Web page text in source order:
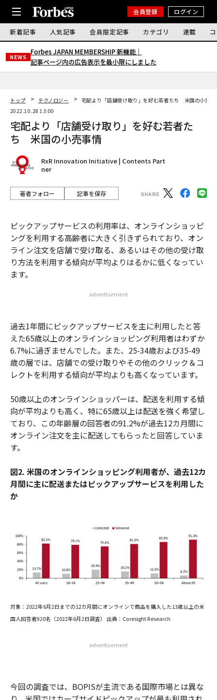
会員登録 ログイン
新着記事 人気記事 会員限定記事 カテゴリ 連載
NEWS
Forbes JAPAN MEMBERSHIP 新機能｜
記事ページ内の広告表示を最小限にしました
トップ テクノロジー
宅配より「店舗受け取り」を好む若者たち 米国の小売事
2022.10.28 13:00
宅配より「店舗受け取り」を好む若者た
ち 米国の小売事情
RxR Innovation Initiative | Contents Part
ner
著者フォロー 記事を保存
ピックアップサービスの利用率は、オンラインショッピ
ングを利用する高齢者に大きく引きずられており、オン
ライン注文を店舗で受け取る、あるいはその他の受け取
り方法を利用する傾向が平均よりはるかに低くなってい
ます。
advertisement
過去1年間にピックアップサービスを主に利用したと答
えた65歳以上のオンラインショッピング利用者はわずか
6.7%に過ぎませんでした。また、25-34歳および35-49
歳の層では、店舗での受け取りやその他のクリック＆コ
レクトを利用する傾向が平均よりも高くなっています。
50歳以上のオンラインショッパーは、配送を利用する傾
向が平均よりも高く、特に65歳以上は配送を強く希望し
ており、この年齢層の回答者の91.2%が過去12カ月間に
オンライン注文を主に配送してもらったと回答していま
す。
図2. 米国のオンラインショッピング利用者が、過去12カ
月間に主に配送またはピックアップサービスを利用した
か
対象：2022年6月2日までの12カ月間にオンラインで商品を購入した13歳以上の米
国人回答者920名（2022年6月2日調査） 出典：Coresight Research
advertisement
今回の調査では、BOPISが主流である国際市場とは異な